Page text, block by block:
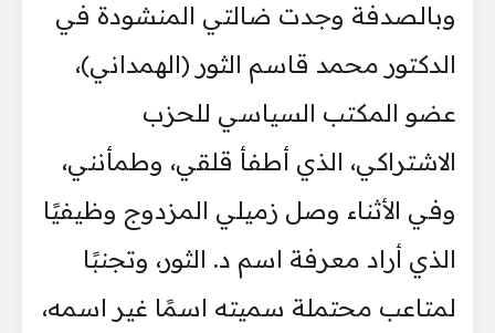
وبالصدفة وجدت ضالتي المنشودة في
الدكتور محمد قاسم الثور (الهمداني)،
عضو المكتب السياسي للحزب
الاشتراكي، الذي أطفأ قلقي، وطمأنني،
وفي الأثناء وصل زميلي المزدوج وظيفيًا
الذي أراد معرفة اسم د. الثور، وتجنبًا
لمتاعب محتملة سميته اسمًا غير اسمه،